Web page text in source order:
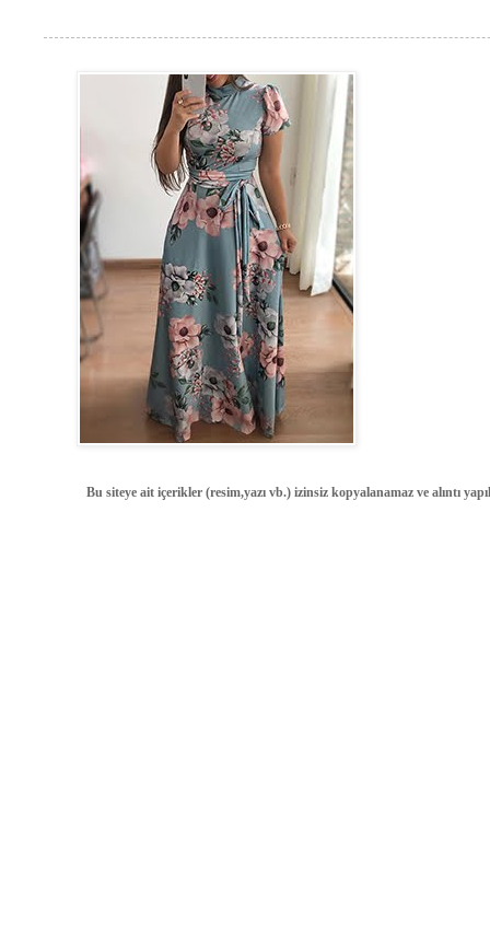
Bu siteye ait içerikler (resim,yazı vb.) izinsiz kopyalanamaz ve alıntı